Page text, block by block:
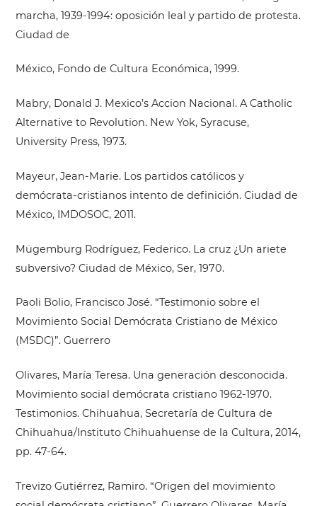
marcha, 1939-1994: oposición leal y partido de protesta.
Ciudad de
México, Fondo de Cultura Económica, 1999.
Mabry, Donald J. Mexico’s Accion Nacional. A Catholic
Alternative to Revolution. New Yok, Syracuse,
University Press, 1973.
Mayeur, Jean-Marie. Los partidos católicos y
demócrata-cristianos intento de definición. Ciudad de
México, IMDOSOC, 2011.
Mügemburg Rodríguez, Federico. La cruz ¿Un ariete
subversivo? Ciudad de México, Ser, 1970.
Paoli Bolio, Francisco José. “Testimonio sobre el
Movimiento Social Demócrata Cristiano de México
(MSDC)”. Guerrero
Olivares, María Teresa. Una generación desconocida.
Movimiento social demócrata cristiano 1962-1970.
Testimonios. Chihuahua, Secretaría de Cultura de
Chihuahua/Instituto Chihuahuense de la Cultura, 2014,
pp. 47-64.
Trevizo Gutiérrez, Ramiro. “Origen del movimiento